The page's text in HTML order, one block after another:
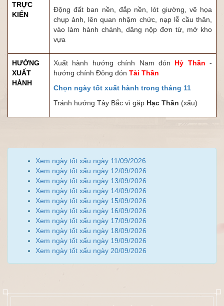
TRỰC
KIẾN
Động đất ban nền, đắp nền, lót giường, vẽ họa
chụp ảnh, lên quan nhậm chức, nạp lễ cầu thân,
vào làm hành chánh, dâng nộp đơn từ, mở kho
vựa
HƯỚNG
XUẤT
HÀNH
Xuất hành hướng chính Nam đón Hỷ Thần -
hướng chính Đông đón Tài Thần
Chọn ngày tốt xuất hành trong tháng 11
Tránh hướng Tây Bắc vì gặp Hạc Thần (xấu)
Xem ngày tốt xấu ngày 11/09/2026
Xem ngày tốt xấu ngày 12/09/2026
Xem ngày tốt xấu ngày 13/09/2026
Xem ngày tốt xấu ngày 14/09/2026
Xem ngày tốt xấu ngày 15/09/2026
Xem ngày tốt xấu ngày 16/09/2026
Xem ngày tốt xấu ngày 17/09/2026
Xem ngày tốt xấu ngày 18/09/2026
Xem ngày tốt xấu ngày 19/09/2026
Xem ngày tốt xấu ngày 20/09/2026